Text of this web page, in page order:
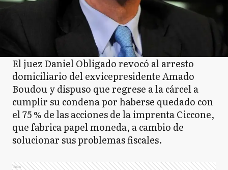
El juez Daniel Obligado revocó al arresto
domiciliario del exvicepresidente Amado
Boudou y dispuso que regrese a la cárcel a
cumplir su condena por haberse quedado con
el 75 % de las acciones de la imprenta Ciccone,
que fabrica papel moneda, a cambio de
solucionar sus problemas fiscales.
Ads